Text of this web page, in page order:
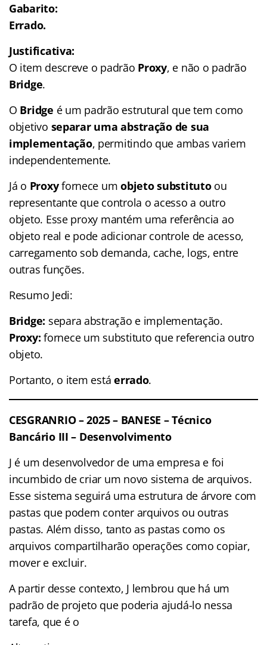
Gabarito:
Errado.
Justificativa:
O item descreve o padrão Proxy, e não o padrão
Bridge.
O Bridge é um padrão estrutural que tem como
objetivo separar uma abstração de sua
implementação, permitindo que ambas variem
independentemente.
Já o Proxyfornece umobjeto substitutoou
representante que controla o acesso a outro
objeto. Esse proxy mantém uma referência ao
objeto real e pode adicionar controle de acesso,
carregamento sob demanda, cache, logs, entre
outras funções.
Resumo Jedi:
Bridge: separa abstração e implementação.
Proxy: fornece um substituto que referencia outro
objeto.
Portanto, o item estáerrado.
CESGRANRIO – 2025 – BANESE – Técnico
Bancário III – Desenvolvimento
J é um desenvolvedor de uma empresa e foi
incumbido de criar um novo sistema de arquivos.
Esse sistema seguirá uma estrutura de árvore com
pastas que podem conter arquivos ou outras
pastas. Além disso, tanto as pastas como os
arquivos compartilharão operações como copiar,
mover e excluir.
A partir desse contexto, J lembrou que há um
padrão de projeto que poderia ajudá-lo nessa
tarefa, que é o